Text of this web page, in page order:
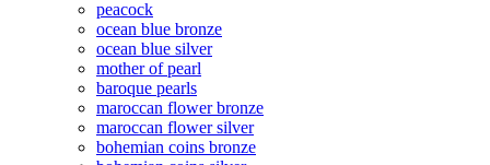
peacock
ocean blue bronze
ocean blue silver
mother of pearl
baroque pearls
maroccan flower bronze
maroccan flower silver
bohemian coins bronze